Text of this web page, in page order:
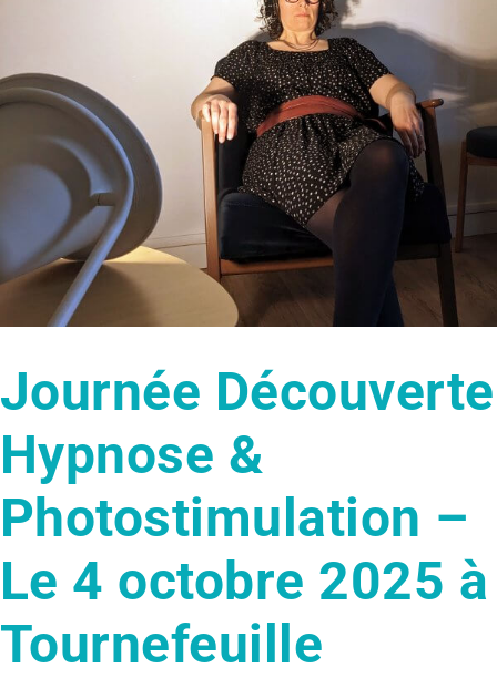
découverte Hypnose
Journée Découverte
Hypnose &
Photostimulation –
Le 4 octobre 2025 à
Tournefeuille